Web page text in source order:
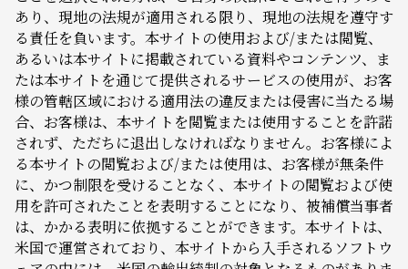
あり、現地の法規が適用される限り、現地の法規を遵守す
る責任を負います。本サイトの使用および/または閲覧、
あるいは本サイトに掲載されている資料やコンテンツ、ま
たは本サイトを通じて提供されるサービスの使用が、お客
様の管轄区域における適用法の違反または侵害に当たる場
合、お客様は、本サイトを閲覧または使用することを許諾
されず、ただちに退出しなければなりません。お客様によ
る本サイトの閲覧および/または使用は、お客様が無条件
に、かつ制限を受けることなく、本サイトの閲覧および使
用を許可されたことを表明することになり、被補償当事者
は、かかる表明に依拠することができます。本サイトは、
米国で運営されており、本サイトから入手されるソフトウ